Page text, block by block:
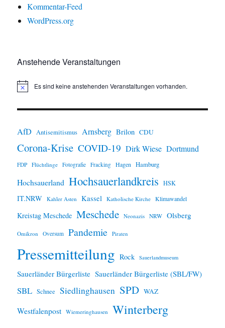
Kommentar-Feed
WordPress.org
Anstehende Veranstaltungen
H
w
s
Es sind keine anstehenden Veranstaltungen vorhanden.
AfD Antisemitismus Arnsberg Brilon CDU
Corona-Krise COVID-19 Dirk Wiese Dortmund
FDP Flüchtlinge Fotografie Fracking Hagen Hamburg
Hochsauerland Hochsauerlandkreis HSK
IT.NRW Kahler Asten Kassel Katholische Kirche Klimawandel
Kreistag Meschede Meschede Neonazis NRW Olsberg
Omikron Oversum Pandemie Piraten
Pressemitteilung Rock Sauerlandmuseum
Sauerländer Bürgerliste Sauerländer Bürgerliste (SBL/FW)
SBL Schnee Siedlinghausen SPD WAZ
Westfalenpost Wiemeringhausen Winterberg